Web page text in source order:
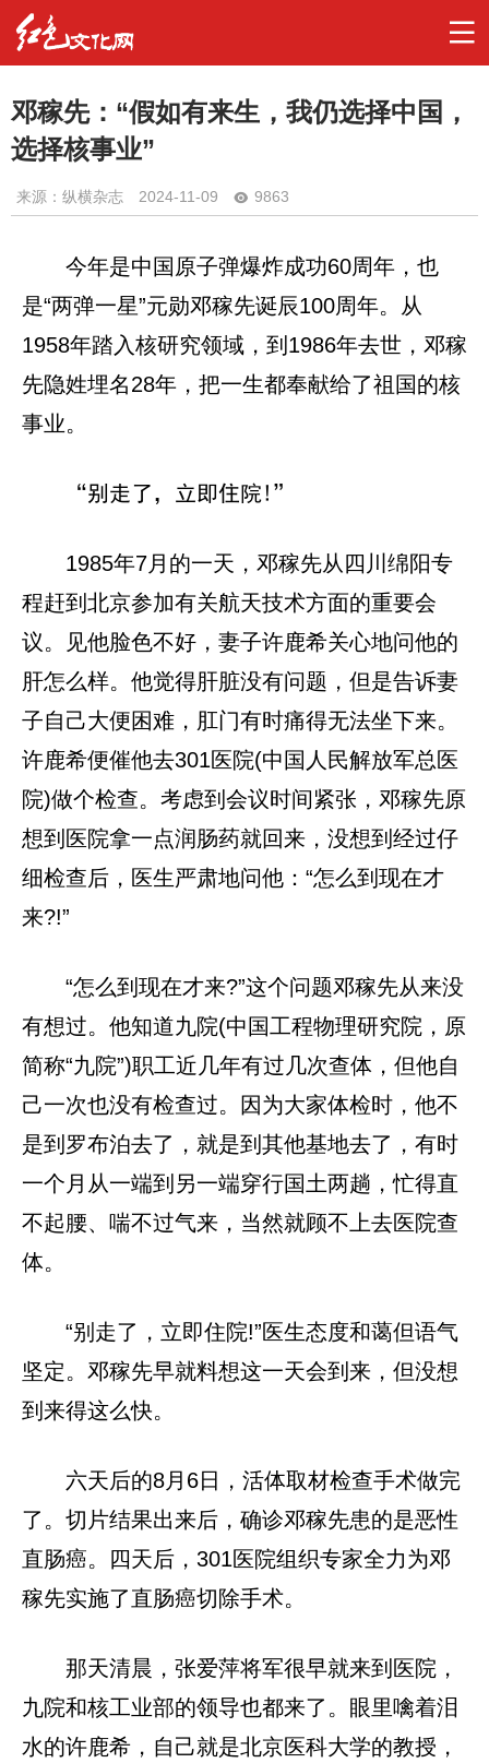
邓稼先：“假如有来生，我仍选择中国，
选择核事业”
来源：纵横杂志 2024-11-09 9863
今年是中国原子弹爆炸成功60周年，也
是“两弹一星”元勋邓稼先诞辰100周年。从
1958年踏入核研究领域，到1986年去世，邓稼
先隐姓埋名28年，把一生都奉献给了祖国的核
事业。
“别走了，立即住院!”
1985年7月的一天，邓稼先从四川绵阳专
程赶到北京参加有关航天技术方面的重要会
议。见他脸色不好，妻子许鹿希关心地问他的
肝怎么样。他觉得肝脏没有问题，但是告诉妻
子自己大便困难，肛门有时痛得无法坐下来。
许鹿希便催他去301医院(中国人民解放军总医
院)做个检查。考虑到会议时间紧张，邓稼先原
想到医院拿一点润肠药就回来，没想到经过仔
细检查后，医生严肃地问他：“怎么到现在才
来?!”
“怎么到现在才来?”这个问题邓稼先从来没
有想过。他知道九院(中国工程物理研究院，原
简称“九院”)职工近几年有过几次查体，但他自
己一次也没有检查过。因为大家体检时，他不
是到罗布泊去了，就是到其他基地去了，有时
一个月从一端到另一端穿行国土两趟，忙得直
不起腰、喘不过气来，当然就顾不上去医院查
体。
“别走了，立即住院!”医生态度和蔼但语气
坚定。邓稼先早就料想这一天会到来，但没想
到来得这么快。
六天后的8月6日，活体取材检查手术做完
了。切片结果出来后，确诊邓稼先患的是恶性
直肠癌。四天后，301医院组织专家全力为邓
稼先实施了直肠癌切除手术。
那天清晨，张爱萍将军很早就来到医院，
九院和核工业部的领导也都来了。眼里噙着泪
水的许鹿希，自己就是北京医科大学的教授，